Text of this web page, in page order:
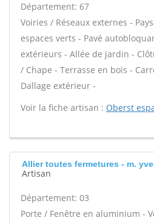
Département: 67
Voiries / Réseaux externes -
espaces verts - Pavé
extérieurs - Allée de jardin -
/ Chape - Terrasse en bois -
Dallage extérieur -
Voir la fiche artisan : Oberst
Allier toutes fermetures - m.
Artisan
Département: 03
Porte / Fenêtre en aluminium -